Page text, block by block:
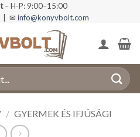
– H-P: 9:00–15:00
| ✉ info@konyvbolt.com
/ GYERMEK ÉS IFJÚSÁGI